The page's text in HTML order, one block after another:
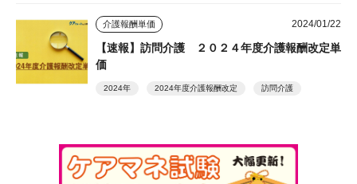
介護報酬単価 2024/01/22
【速報】訪問介護 ２０２４年度介護報酬改定単
価
2024年 2024年度介護報酬改定 訪問介護